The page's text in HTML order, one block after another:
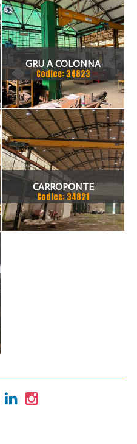
GRU A COLONNA
PUPPINATO 1 TON
Codice: 34823
CARROPONTE
MONOTRAVE DEMAG 5
TON SCARTAMENTO 16190
Codice: 34821